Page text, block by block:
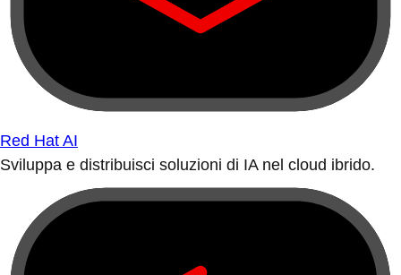
Red Hat AI
Sviluppa e distribuisci soluzioni di IA nel cloud ibrido.